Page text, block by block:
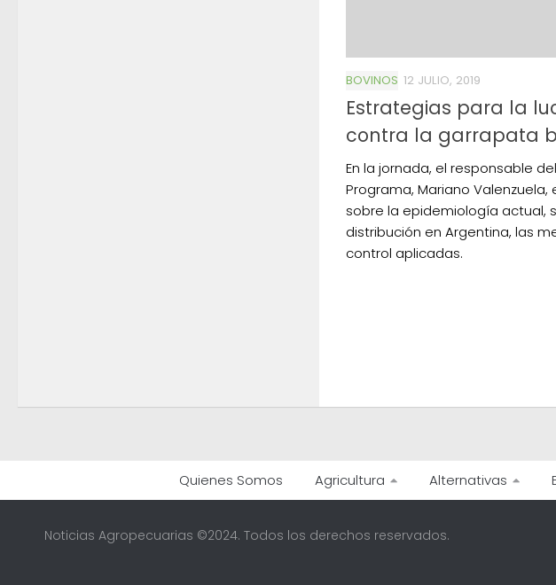
BOVINOS 12 JULIO, 2019
Estrategias para la
contra la garrapata
En la jornada, el responsable del
Programa, Mariano Valenzuela,
sobre la epidemiología actual,
distribución en Argentina, las
control aplicadas.
Quienes Somos Agricultura Alternativas
Noticias Agropecuarias ©2024. Todos los derechos reservados.